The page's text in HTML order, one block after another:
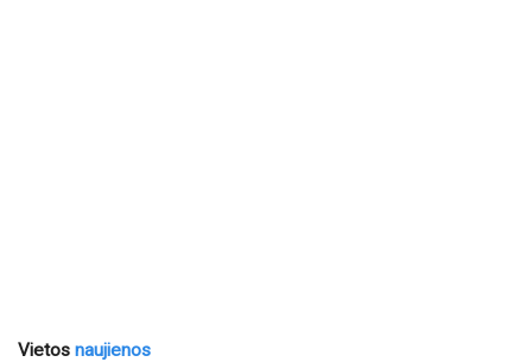
Vietos naujienos